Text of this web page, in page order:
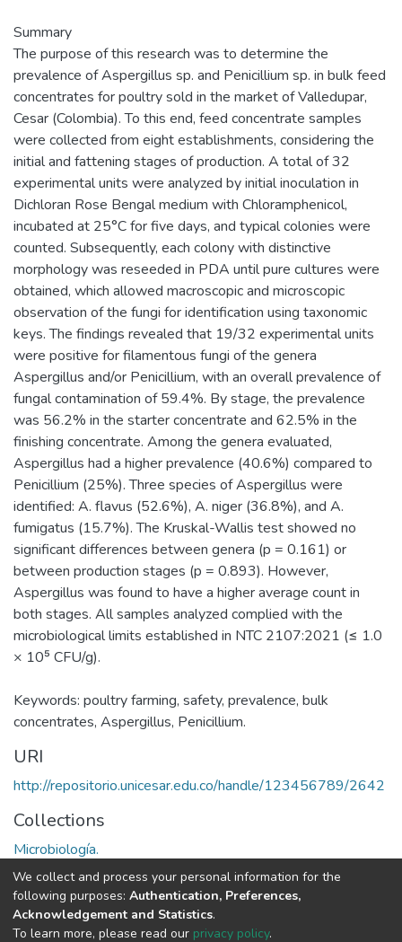
Summary
The purpose of this research was to determine the
prevalence of Aspergillus sp. and Penicillium sp. in bulk feed
concentrates for poultry sold in the market of Valledupar,
Cesar (Colombia). To this end, feed concentrate samples
were collected from eight establishments, considering the
initial and fattening stages of production. A total of 32
experimental units were analyzed by initial inoculation in
Dichloran Rose Bengal medium with Chloramphenicol,
incubated at 25°C for five days, and typical colonies were
counted. Subsequently, each colony with distinctive
morphology was reseeded in PDA until pure cultures were
obtained, which allowed macroscopic and microscopic
observation of the fungi for identification using taxonomic
keys. The findings revealed that 19/32 experimental units
were positive for filamentous fungi of the genera
Aspergillus and/or Penicillium, with an overall prevalence of
fungal contamination of 59.4%. By stage, the prevalence
was 56.2% in the starter concentrate and 62.5% in the
finishing concentrate. Among the genera evaluated,
Aspergillus had a higher prevalence (40.6%) compared to
Penicillium (25%). Three species of Aspergillus were
identified: A. flavus (52.6%), A. niger (36.8%), and A.
fumigatus (15.7%). The Kruskal-Wallis test showed no
significant differences between genera (p = 0.161) or
between production stages (p = 0.893). However,
Aspergillus was found to have a higher average count in
both stages. All samples analyzed complied with the
microbiological limits established in NTC 2107:2021 (≤ 1.0
× 10⁵ CFU/g).
Keywords: poultry farming, safety, prevalence, bulk
concentrates, Aspergillus, Penicillium.
URI
http://repositorio.unicesar.edu.co/handle/123456789/2642
Collections
Microbiología.
Full item page
We collect and process your personal information for the
following purposes: Authentication, Preferences,
Acknowledgement and Statistics.
To learn more, please read our privacy policy.